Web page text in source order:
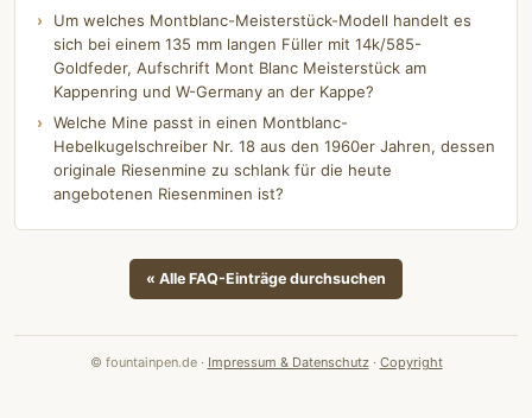
Um welches Montblanc-Meisterstück-Modell handelt es
sich bei einem 135 mm langen Füller mit 14k/585-
Goldfeder, Aufschrift Mont Blanc Meisterstück am
Kappenring und W-Germany an der Kappe?
Welche Mine passt in einen Montblanc-
Hebelkugelschreiber Nr. 18 aus den 1960er Jahren, dessen
originale Riesenmine zu schlank für die heute
angebotenen Riesenminen ist?
« Alle FAQ-Einträge durchsuchen
© fountainpen.de · Impressum & Datenschutz· Copyright